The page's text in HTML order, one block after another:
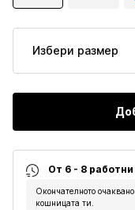
Избери размер
От 6 - 8
Окончателното
кошницата ти.